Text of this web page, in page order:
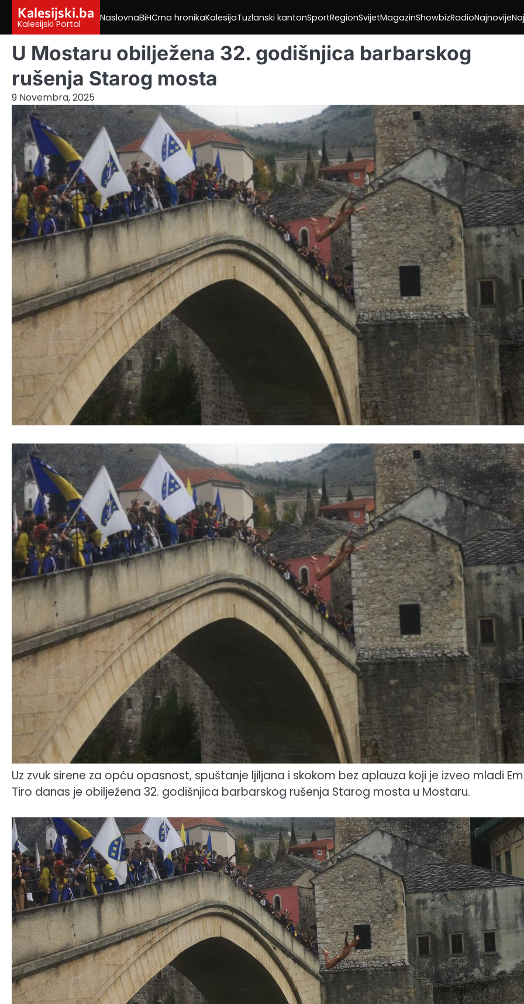
content
Kalesijski.ba
Kalesijski Portal
NaslovnaBiHCrna hronikaKalesijaTuzlanski kantonSportRegionSvijetMagazinShowbizRadioNajnovije
U Mostaru obilježena 32. godišnjica barbarskog
rušenja Starog mosta
9 Novembra, 2025
Uz zvuk sirene za opću opasnost, spuštanje ljiljana i skokom bez aplauza koji je izveo mladi
Tiro danas je obilježena 32. godišnjica barbarskog rušenja Starog mosta u Mostaru.